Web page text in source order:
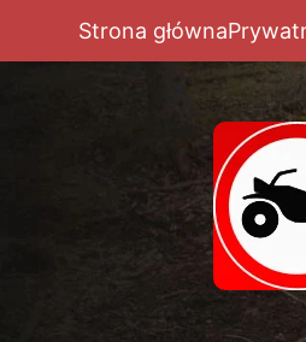
Strona główna